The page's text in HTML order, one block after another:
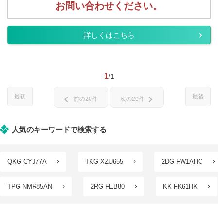
お問い合わせください。
詳しくはこちら
1/1
最初 最後
chevron_left 前の20件 次の20件 chevron_right
人気のキーワードで検索する
QKG-CYJ77A TKG-XZU655 2DG-FW1AHC
TPG-NMR85AN 2RG-FEB80 KK-FK61HK